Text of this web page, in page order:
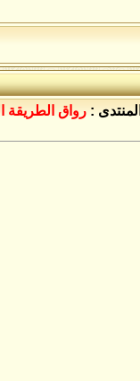
المنتدى : رواق الطريقة